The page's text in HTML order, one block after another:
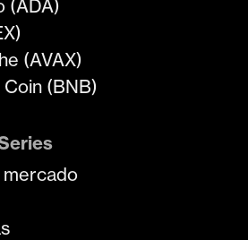
(ADA)
(AVAX)
(BNB)
mercado